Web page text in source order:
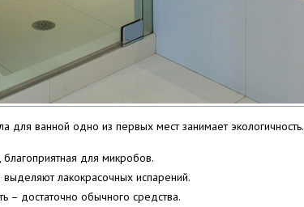
для ванной одно из первых мест занимает экологичность.
для микробов.
лакокрасочных испарений.
– достаточно обычного средства.